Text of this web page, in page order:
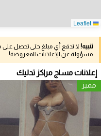
تنبيه! لا تدفع أي مبلغ حتى تحصل
مسؤولة عن الإعلانات المعروضة!
إعلانات مساج مراكز تدليك
مميز